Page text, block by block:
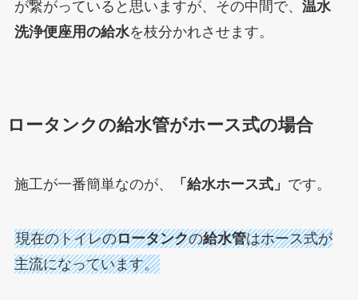
が繋がっていると思いますが、その中間で、 温水
洗浄便座用の給水を枝分かれさせます。
ロータンクの給水管がホース式の場合
施工が一番簡単なのが、 「給水ホース式」 です。
現在のトイレのロータンクの給水管はホース式が
主流になっています。